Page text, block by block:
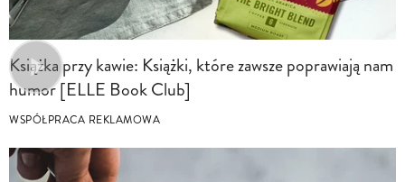
Książka przy kawie: Książki, które zawsze poprawiają nam
humor [ELLE Book Club]
WSPÓŁPRACA REKLAMOWA